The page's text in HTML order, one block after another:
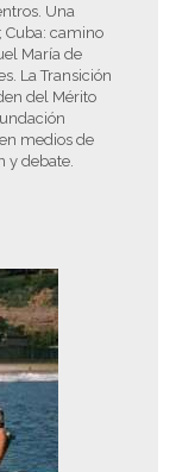
Una
Cuba: camino
María de
La Transición
del Mérito
medios de
y debate.